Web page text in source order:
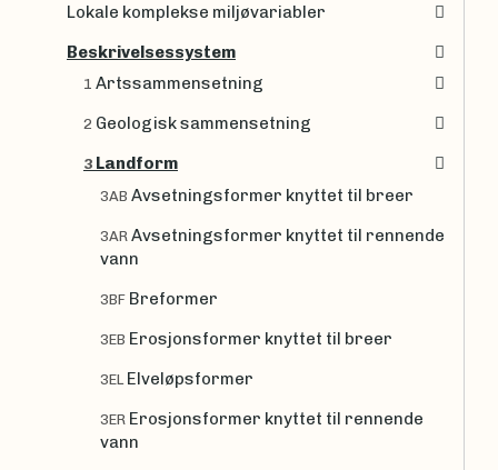
Lokale komplekse miljøvariabler
Beskrivelsessystem
1 Artssammensetning
2 Geologisk sammensetning
3 Landform
3AB Avsetningsformer knyttet til breer
3AR Avsetningsformer knyttet til rennende
vann
3BF Breformer
3EB Erosjonsformer knyttet til breer
3EL Elveløpsformer
3ER Erosjonsformer knyttet til rennende
vann